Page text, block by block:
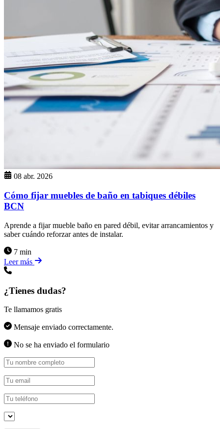
08 abr. 2026
Cómo fijar muebles de baño en tabiques débiles
BCN
Aprende a fijar mueble baño en pared débil, evitar arrancamientos y
saber cuándo reforzar antes de instalar.
7 min
Leer más
¿Tienes dudas?
Te llamamos gratis
Mensaje enviado correctamente.
No se ha enviado el formulario